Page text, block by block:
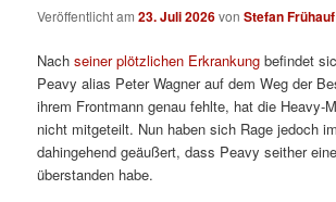
Veröffentlicht am23. Juli 2026vonStefan Frühauf
Nachseiner plötzlichen Erkrankung befindet
Peavy alias Peter Wagner auf dem Weg der
ihrem Frontmann genau fehlte, hat die Heavy-
nicht mitgeteilt. Nun haben sich Rage jedoch
dahingehend geäußert, dass Peavy seither
überstanden habe.